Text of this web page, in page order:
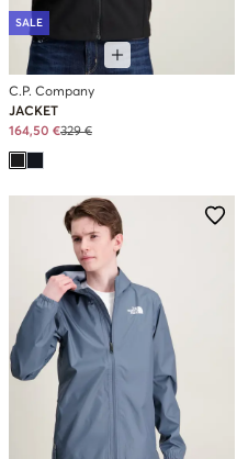
SALE
C.P. Company
JACKET
164,50 €329 €